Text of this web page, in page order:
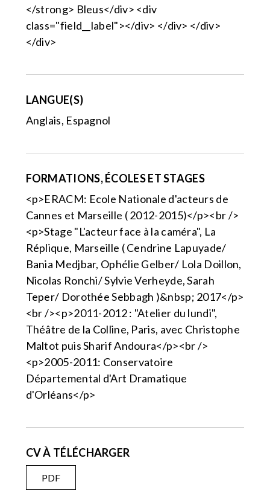
</strong> Bleus</div> <div
class="field__label"></div> </div> </div>
</div>
LANGUE(S)
Anglais, Espagnol
FORMATIONS, ÉCOLES ET STAGES
<p>ERACM: Ecole Nationale d'acteurs de
Cannes et Marseille ( 2012-2015)</p><br />
<p>Stage "L'acteur face à la caméra", La
Réplique, Marseille ( Cendrine Lapuyade/
Bania Medjbar, Ophélie Gelber/ Lola Doillon,
Nicolas Ronchi/ Sylvie Verheyde, Sarah
Teper/ Dorothée Sebbagh )&nbsp; 2017</p>
<br /><p>2011-2012 : "Atelier du lundi",
Théâtre de la Colline, Paris, avec Christophe
Maltot puis Sharif Andoura</p><br />
<p>2005-2011: Conservatoire
Départemental d'Art Dramatique
d'Orléans</p>
CV À TÉLÉCHARGER
PDF